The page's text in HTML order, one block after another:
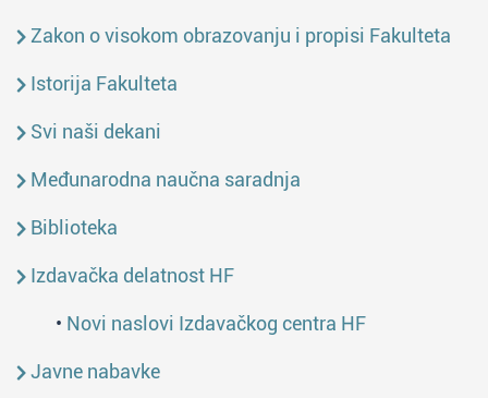
Zakon o visokom obrazovanju i propisi Fakulteta
Istorija Fakulteta
Svi naši dekani
Međunarodna naučna saradnja
Biblioteka
Izdavačka delatnost HF
• Novi naslovi Izdavačkog centra HF
Javne nabavke